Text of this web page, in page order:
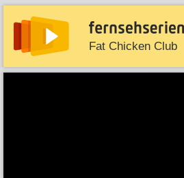
Fat Chicken Club
News Entdecken Streaming